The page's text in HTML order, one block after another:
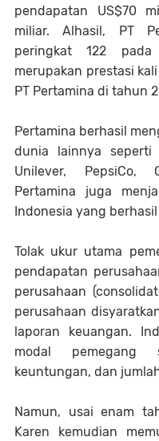
pendapatan US$70
miliar. Alhasil, PT
peringkat 122
merupakan prestasi
PT Pertamina di tahun
Pertamina berhasil
dunia lainnya seperti
Unilever, PepsiCo,
Pertamina juga
Indonesia yang
Tolak ukur utama
pendapatan
perusahaan
perusahaan
laporan keuangan.
modal pemegang
keuntungan, dan
Namun, usai enam
Karen kemudian